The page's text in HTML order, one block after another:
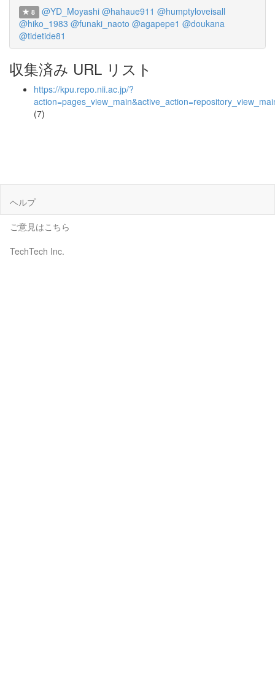
8 @YD_Moyashi @hahaue911 @humptyloveisall
@hiko_1983 @funaki_naoto @agapepe1 @doukana
@tidetide81
収集済み URL リスト
https://kpu.repo.nii.ac.jp/?
(7)
ヘルプ
ご意見はこちら
TechTech Inc.